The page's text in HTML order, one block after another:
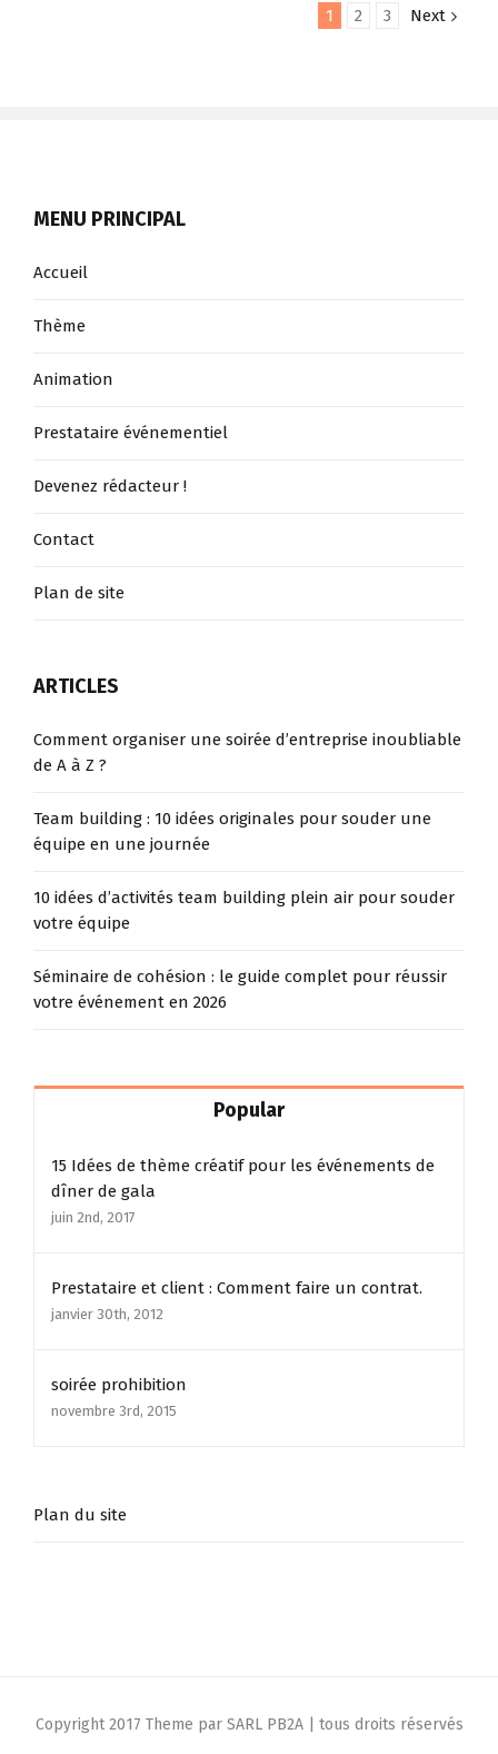
1 2 3 Next
MENU PRINCIPAL
Accueil
Thème
Animation
Prestataire événementiel
Devenez rédacteur !
Contact
Plan de site
ARTICLES
Comment organiser une soirée d’entreprise inoubliable
de A à Z ?
Team building : 10 idées originales pour souder une
équipe en une journée
10 idées d’activités team building plein air pour souder
votre équipe
Séminaire de cohésion : le guide complet pour réussir
votre événement en 2026
Popular
15 Idées de thème créatif pour les événements de
dîner de gala
juin 2nd, 2017
Prestataire et client : Comment faire un contrat.
janvier 30th, 2012
soirée prohibition
novembre 3rd, 2015
Plan du site
Copyright 2017 Theme par SARL PB2A | tous droits réservés